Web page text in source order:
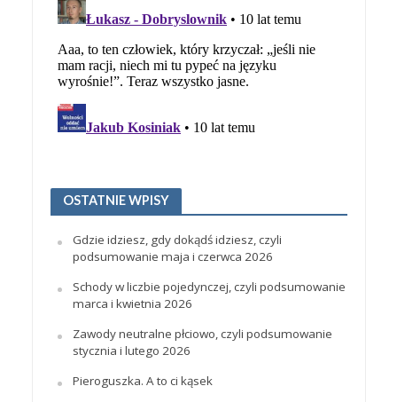
OSTATNIE WPISY
Gdzie idziesz, gdy dokądś idziesz, czyli
podsumowanie maja i czerwca 2026
Schody w liczbie pojedynczej, czyli podsumowanie
marca i kwietnia 2026
Zawody neutralne płciowo, czyli podsumowanie
stycznia i lutego 2026
Pieroguszka. A to ci kąsek